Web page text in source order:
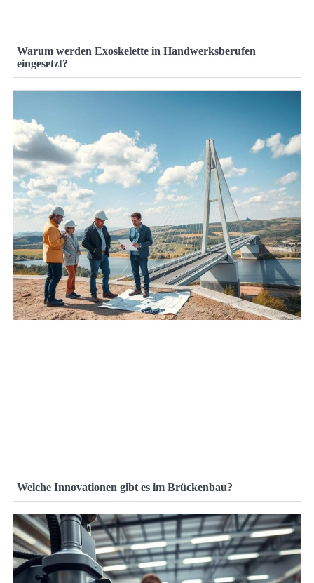
Warum werden Exoskelette in Handwerksberufen
eingesetzt?
Welche Innovationen gibt es im Brückenbau?